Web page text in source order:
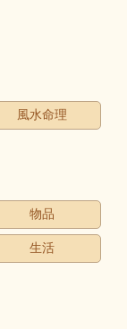
風水命理
物品
生活